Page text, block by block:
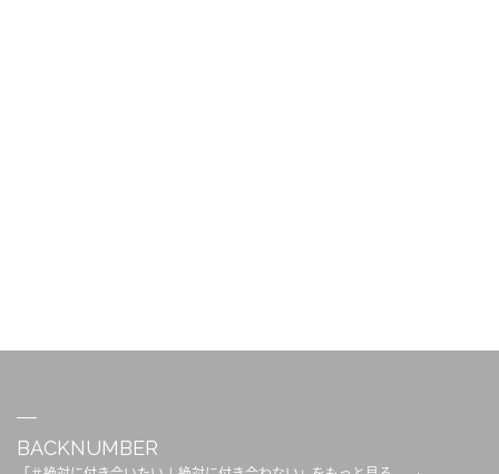
BACKNUMBER